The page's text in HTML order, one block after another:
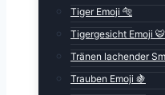
Tiger Emoji 🐅
Tigergesicht Emoji 🐯
Tränen lachender
Trauben Emoji 🍇